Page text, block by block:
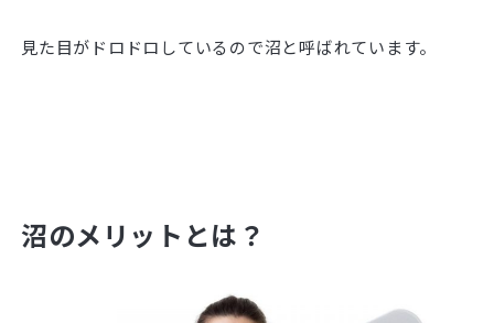
見た目がドロドロしているので沼と呼ばれています。
沼のメリットとは？